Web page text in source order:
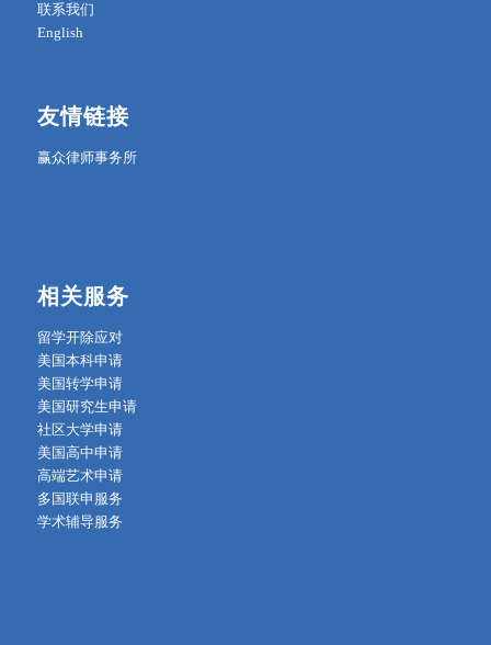
联系我们
English
友情链接
赢众律师事务所
相关服务
留学开除应对
美国本科申请
美国转学申请
美国研究生申请
社区大学申请
美国高中申请
高端艺术申请
多国联申服务
学术辅导服务